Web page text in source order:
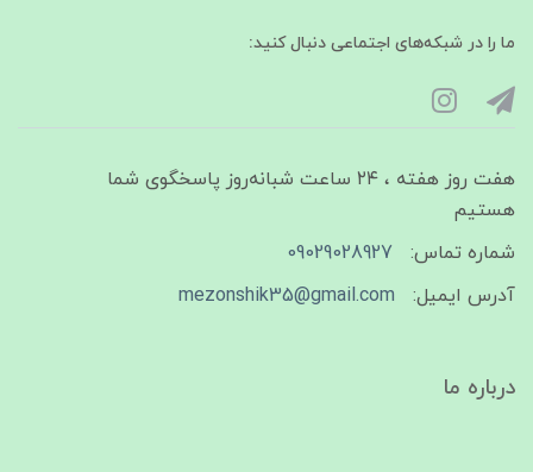
ما را در شبکه‌های اجتماعی دنبال کنید:
هفت روز هفته ، ۲۴ ساعت شبانه‌روز پاسخگوی شما
هستیم
شماره تماس:
09029028927
آدرس ایمیل:
mezonshik35@gmail.com
درباره ما